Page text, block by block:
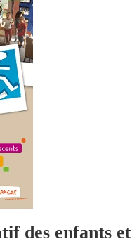
des enfants et